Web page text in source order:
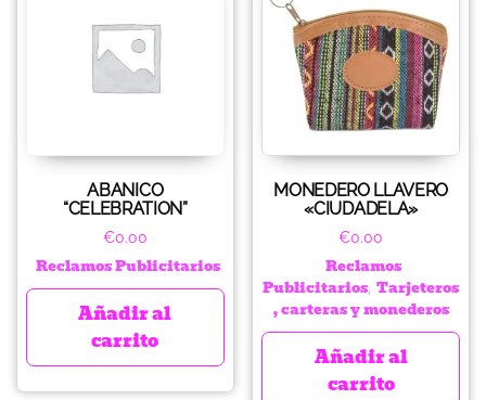
ABANICO
“CELEBRATION”
€0.00
Reclamos Publicitarios
Añadir al
carrito
MONEDERO LLAVERO
«CIUDADELA»
€0.00
Reclamos
Publicitarios, Tarjeteros
, carteras y monederos
Añadir al
carrito